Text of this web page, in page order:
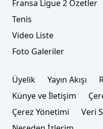
Fransa Ligue 2 Özetler
Tenis
Video Liste
Foto Galeriler
Üyelik Yayın Akışı
Künye ve İletişim
Çerez Yönetimi
Veri